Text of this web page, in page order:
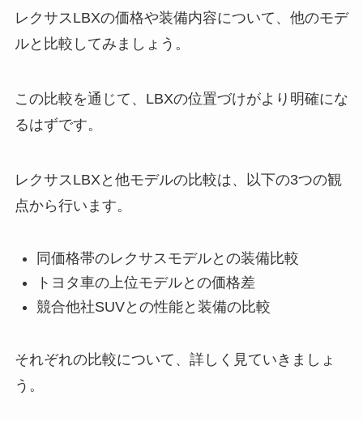
レクサスLBXの価格や装備内容について、他のモデ
ルと比較してみましょう。
この比較を通じて、LBXの位置づけがより明確にな
るはずです。
レクサスLBXと他モデルの比較は、以下の3つの観
点から行います。
同価格帯のレクサスモデルとの装備比較
トヨタ車の上位モデルとの価格差
競合他社SUVとの性能と装備の比較
それぞれの比較について、詳しく見ていきましょ
う。